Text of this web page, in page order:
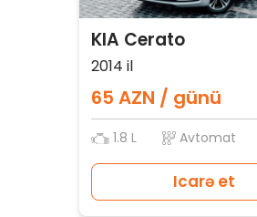
KIA Cerato
2014 il
65 AZN / günü
1.8 L Avtomat
Icarə et